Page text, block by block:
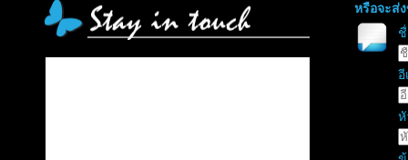
หรือจะส่
อี
หั